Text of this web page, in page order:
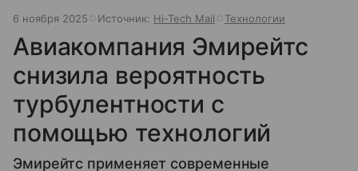
6 ноября 2025 Источник: Hi-Tech Mail Технологии
Авиакомпания Эмирейтс
снизила вероятность
турбулентности с
помощью технологий
Эмирейтс применяет современные